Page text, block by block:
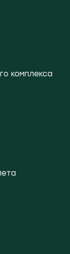
комплекса